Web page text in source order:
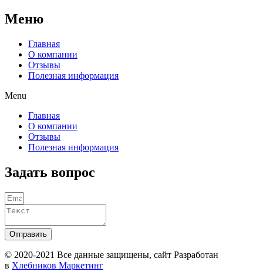
Меню
Главная
О компании
Отзывы
Полезная информация
Menu
Главная
О компании
Отзывы
Полезная информация
Задать вопрос
Отправить
© 2020-2021 Вcе данные защищены, сайт Разработан
в Хлебников Маркетинг